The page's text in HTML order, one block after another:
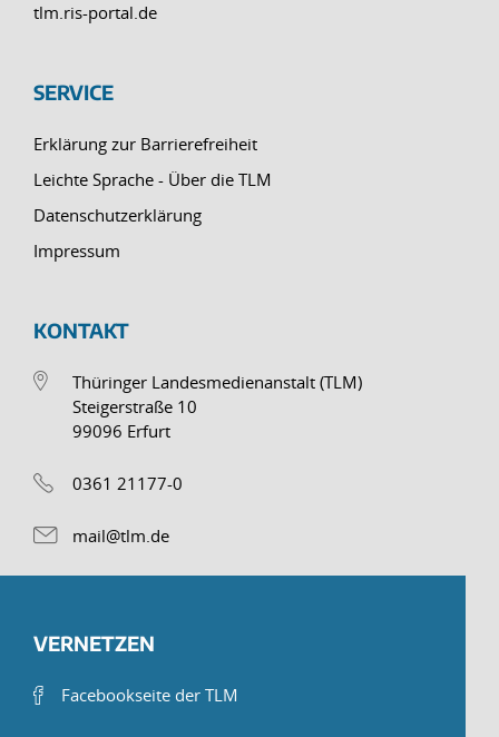
tlm.ris-portal.de
SERVICE
Erklärung zur Barrierefreiheit
Leichte Sprache - Über die TLM
Datenschutzerklärung
Impressum
KONTAKT
Thüringer Landesmedienanstalt (TLM)
Steigerstraße 10
99096 Erfurt
0361 21177-0
mail@tlm.de
VERNETZEN
Facebookseite der TLM